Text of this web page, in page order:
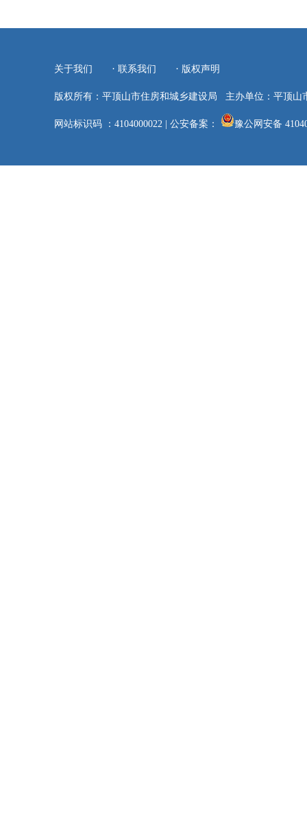
关于我们 · 联系我们 · 版权声明
版权所有：平顶山市住房和城乡建设局 主办单位：平顶山
网站标识码 ：4104000022| 公安备案： 豫公网安备